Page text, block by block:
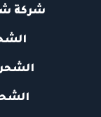
شركة